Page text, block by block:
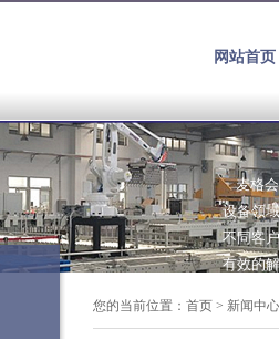
网站首页
麦格会
设备领
不同客
有效的
您的当前位置： 首页 > 新闻中心